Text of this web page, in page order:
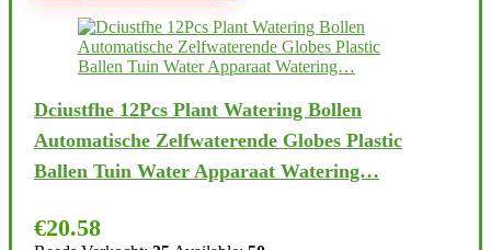
Dciustfhe 12Pcs Plant Watering Bollen
Automatische Zelfwaterende Globes Plastic
Ballen Tuin Water Apparaat Watering…
€20.58